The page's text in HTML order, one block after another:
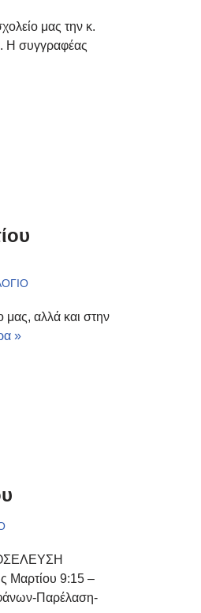
μας την κ.
Η συγγραφέας
μας, αλλά και στην
»
9:15 –
Παρέλαση-